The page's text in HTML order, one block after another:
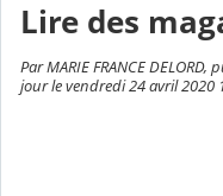
Lire des
Par MARIE FRANCE
jour le vendredi 24 avril 2020